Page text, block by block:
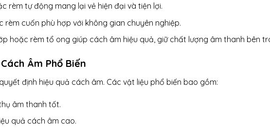
rèm tự động mang lại vẻ hiện đại và tiện lợi.
rèm cuốn phù hợp với không gian chuyên nghiệp.
hoặc rèm tổ ong giúp cách âm hiệu quả, giữ chất lượng âm thanh bên
Âm Phổ Biến
định hiệu quả cách âm. Các vật liệu phổ biến bao gồm:
âm thanh tốt.
quả cách âm cao.